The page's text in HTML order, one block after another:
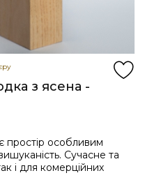
з ясена -
простір особливим
Сучасне та
і для комерційних